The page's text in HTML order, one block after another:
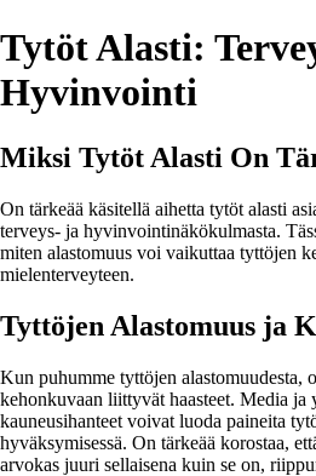
Tytöt Alasti:
Hyvinvointi
Miksi Tytöt Alasti On
On tärkeää käsitellä aihetta tytöt alasti
terveys- ja hyvinvointinäkökulmasta.
miten alastomuus voi vaikuttaa tyttöjen
mielenterveyteen.
Tyttöjen Alastomuus ja
Kun puhumme tyttöjen alastomuudesta,
kehonkuvaan liittyvät haasteet. Media ja
kauneusihanteet voivat luoda paineita
hyväksymisessä. On tärkeää korostaa,
arvokas juuri sellaisena kuin se on,